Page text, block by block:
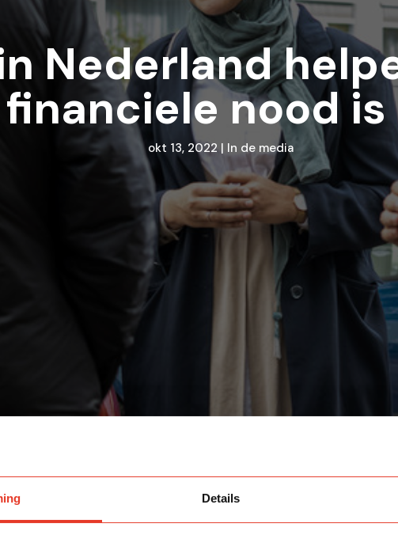
Details
Nederland
nood is
okt 13, 2022 | In de media